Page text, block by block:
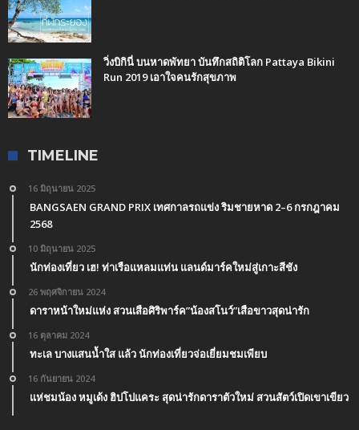
วิ่งบิกินี่ บนหาดพัทยา บันทึกสถิติโลก Pattaya Bikini
Run 2019 เอาใจคนรักสุขภาพ
TIMELINE
16 มิถุนายน 2025
BANGSAEN GRAND PRIX เทศกาลรถแข่ง ริมชายหาด 2–6 กรกฎาคม
2568
10 มิถุนายน 2025
นักท่องเที่ยว เฮ! ท่าเรือแหลมแท่น แลนด์มาร์คใหม่สู่เกาะสีชัง
26 พฤศจิกายน 2024
ดาราหน้าใหม่แห่ง สวนเสือศิริพาร์ค”น้องสโนว์”เสือขาวสุดน่ารัก
16 ตุลาคม 2024
ทะเล บางแสนน้ำใส แล้ว นักท่องเที่ยวจ่อเยี่ยมชมเพียบ
16 กันยายน 2024
แห่ชมน้อง หมูเด้ง ฮิปโปแคระ สุดน่ารักดาราตัวใหม่ สวนสัตว์เปิดเขาเขียว